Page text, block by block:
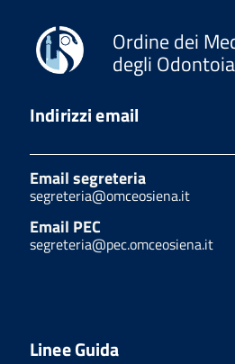
Ordine dei
degli
Indirizzi email
Email segreteria
segreteria@omceosiena.it
Email PEC
segreteria@pec.omceosiena.it
Linee Guida